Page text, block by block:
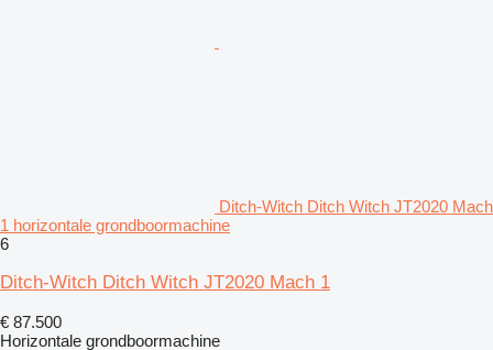
Ditch-Witch Ditch Witch JT2020 Mach
1 horizontale grondboormachine
6
Ditch-Witch Ditch Witch JT2020 Mach 1
€ 87.500
Horizontale grondboormachine